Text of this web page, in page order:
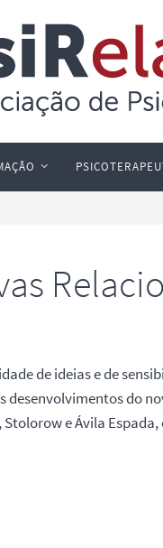
de ideias e de
do
e Ávila